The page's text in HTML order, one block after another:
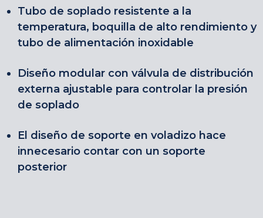
Tubo de soplado resistente a la
temperatura, boquilla de alto rendimiento y
tubo de alimentación inoxidable
Diseño modular con válvula de distribución
externa ajustable para controlar la presión
de soplado
El diseño de soporte en voladizo hace
innecesario contar con un soporte
posterior